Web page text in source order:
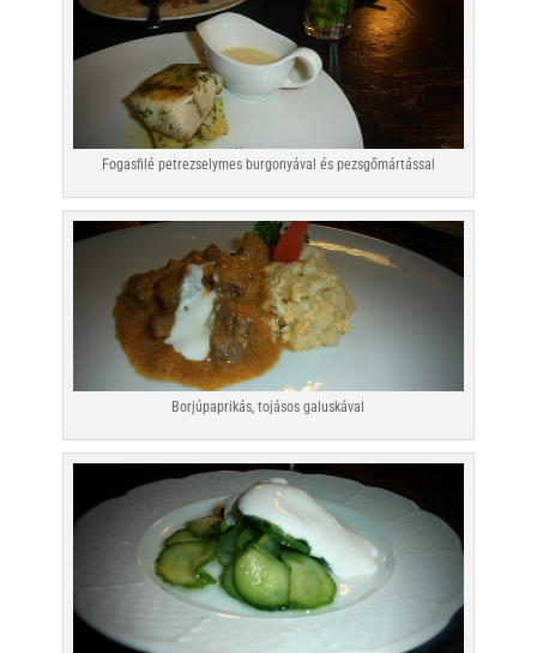
Fogasfilé petrezselymes burgonyával és pezsgőmártással
Borjúpaprikás, tojásos galuskával